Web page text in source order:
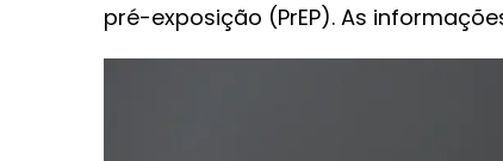
pré-exposição (PrEP). As